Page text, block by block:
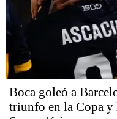
Boca goleó a
triunfo en la Copa y